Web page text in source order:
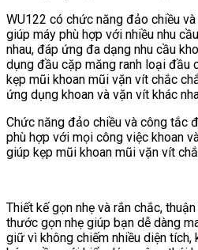
WU122 có chức năng đảo chiều
giúp máy phù hợp với nhiều nhu
nhau, đáp ứng đa dạng nhu cầu
dụng đầu cặp măng ranh loại đầu
kẹp mũi khoan mũi vặn vít chắc
ứng dụng khoan và vặn vít khác
Chức năng đảo chiều và công tắc
phù hợp với mọi công việc khoan
giúp kẹp mũi khoan mũi vặn vít
Thiết kế gọn nhẹ và rắn chắc,
thước gọn nhẹ giúp bạn dễ dàng
giữ vì không chiếm nhiều diện tích,